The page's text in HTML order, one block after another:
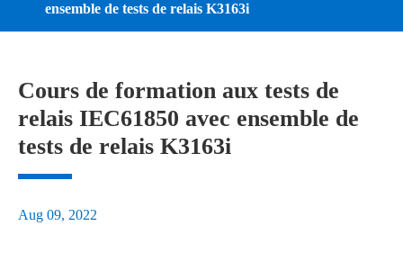
ensemble de tests de relais K3163i
Cours de formation aux tests de
relais IEC61850 avec ensemble de
tests de relais K3163i
Aug 09, 2022